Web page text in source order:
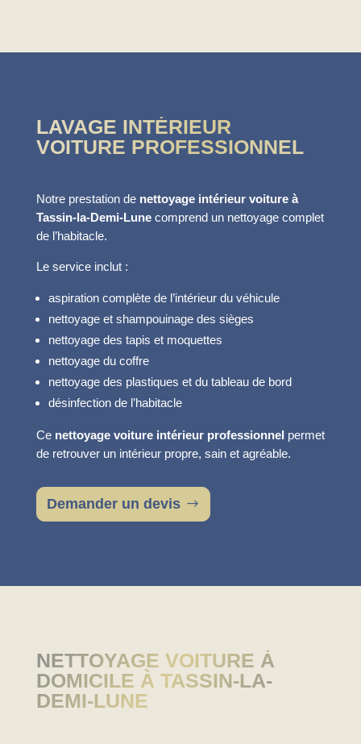
LAVAGE INTÉRIEUR
VOITURE PROFESSIONNEL
Notre prestation de nettoyage intérieur voiture à
Tassin-la-Demi-Lunecomprend un nettoyage complet
de l’habitacle.
Le service inclut :
aspiration complète de l’intérieur du véhicule
nettoyage et shampouinage des sièges
nettoyage des tapis et moquettes
nettoyage du coffre
nettoyage des plastiques et du tableau de bord
désinfection de l’habitacle
Ce nettoyage voiture intérieur professionnel permet
de retrouver un intérieur propre, sain et agréable.
Demander un devis
NETTOYAGE VOITURE À
DOMICILE À TASSIN-LA-
DEMI-LUNE